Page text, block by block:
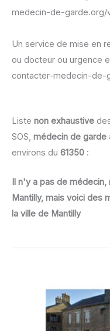
medecin-de-garde.org/
Un service de mise en
ou docteur ou urgence
contacter-medecin-de-
Liste non exhaustive
SOS, médecin de garde
environs du 61350 :
Il n'y a pas de
Mantilly, mais voici des
la ville de Mantilly